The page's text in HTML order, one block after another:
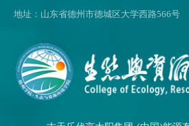
地址：山东省德州市德城区大学西路566号